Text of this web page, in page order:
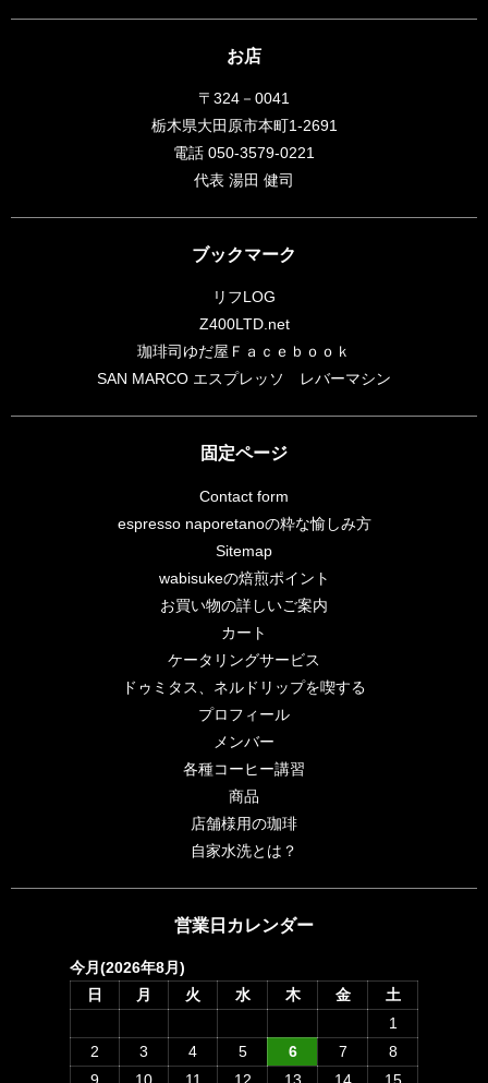
お店
〒324－0041
栃木県大田原市本町1-2691
電話 050-3579-0221
代表 湯田 健司
ブックマーク
リフLOG
Z400LTD.net
珈琲司ゆだ屋Ｆａｃｅｂｏｏｋ
SAN MARCO エスプレッソ レバーマシン
固定ページ
Contact form
espresso naporetanoの粋な愉しみ方
Sitemap
wabisukeの焙煎ポイント
お買い物の詳しいご案内
カート
ケータリングサービス
ドゥミタス、ネルドリップを喫する
プロフィール
メンバー
各種コーヒー講習
商品
店舗様用の珈琲
自家水洗とは？
営業日カレンダー
今月(2026年8月)
日
月 火 水 木 金
土
1
2
3 4 5 6 7
8